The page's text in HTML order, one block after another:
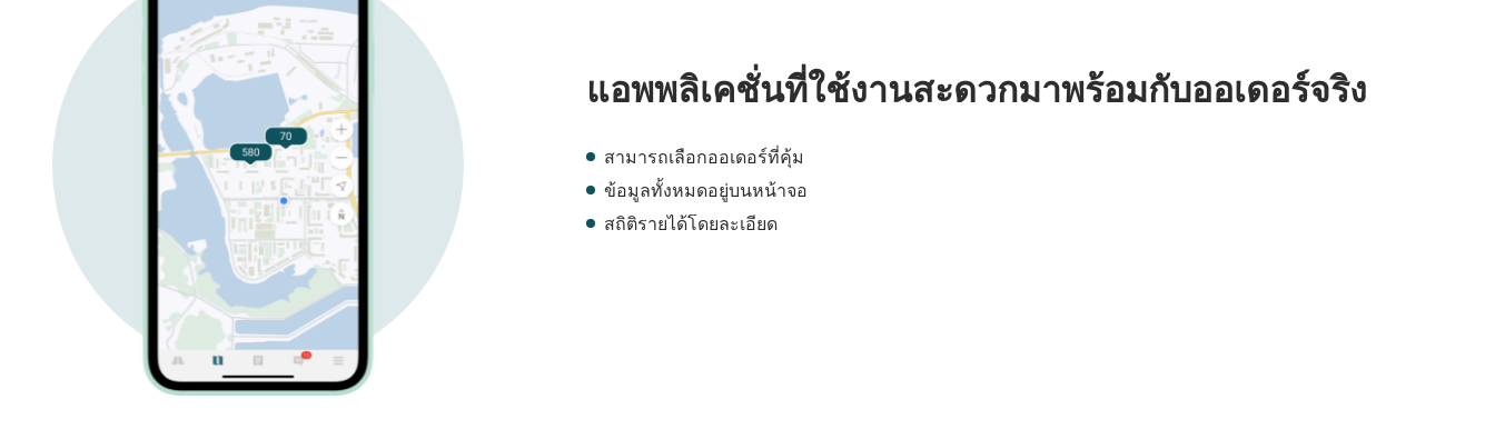
แอพพลิเคชั่นที่ใช้งานสะดวกมาพร้อมกับออเดอร์จริง
สามารถเลือกออเดอร์ที่คุ้ม
ข้อมูลทั้งหมดอยู่บนหน้าจอ
สถิติรายได้โดยละเอียด